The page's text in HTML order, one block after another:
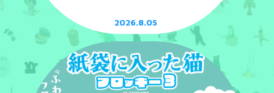
2026.8.05